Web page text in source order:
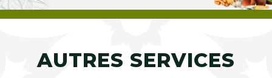
AUTRES SERVICES